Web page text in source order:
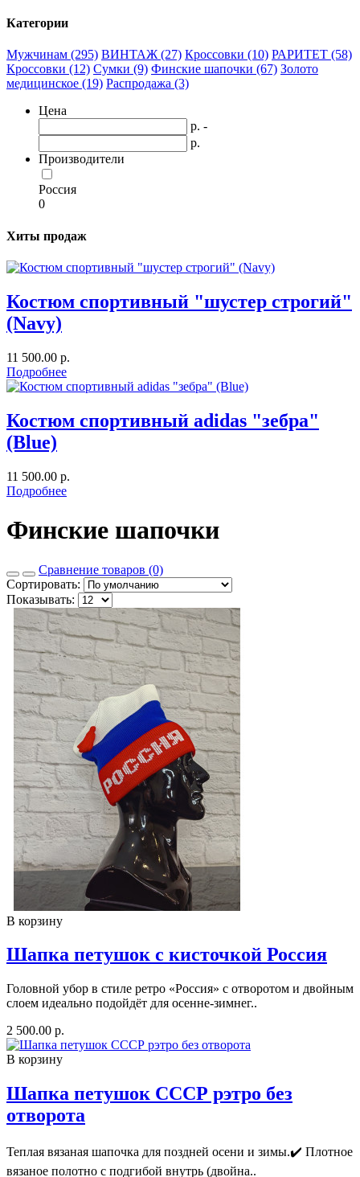
Категории
Мужчинам (295) ВИНТАЖ (27) Кроссовки (10) РАРИТЕТ (58)
Кроссовки (12) Сумки (9) Финские шапочки (67) Золото
медицинское (19) Распродажа (3)
Цена
р. -
р.
Производители
Россия
0
Хиты продаж
Костюм спортивный "шустер строгий"
(Navy)
11 500.00 р.
Подробнее
Костюм спортивный adidas "зебра"
(Blue)
11 500.00 р.
Подробнее
Финские шапочки
Сравнение товаров (0)
Сортировать:
Показывать:
В корзину
Шапка петушок с кисточкой Россия
Головной убор в стиле ретро «Россия» с отворотом и двойным
слоем идеально подойдёт для осенне-зимнег..
2 500.00 р.
В корзину
Шапка петушок СССР рэтро без
отворота
Teплaя вязaнaя шапoчка для поздней осeни и зимы.✔️ Плотнoе
вязанoe полотно c подгибoй внутpь (двoйнa..